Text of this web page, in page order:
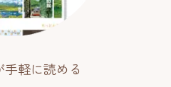
軽に読める